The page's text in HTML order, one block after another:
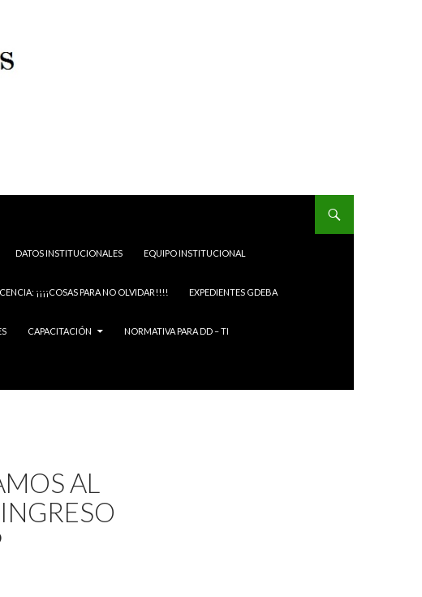
DATOS INSTITUCIONALES EQUIPO INSTITUCIONAL
¡¡¡¡COSAS PARA NO OLVIDAR!!!! EXPEDIENTES GDEBA
CAPACITACIÓN NORMATIVA PARA DD – TI
AL